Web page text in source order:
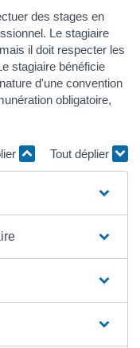
des stages en
Le stagiaire
il doit respecter les
stagiaire bénéficie
d'une convention
obligatoire,
Tout déplier